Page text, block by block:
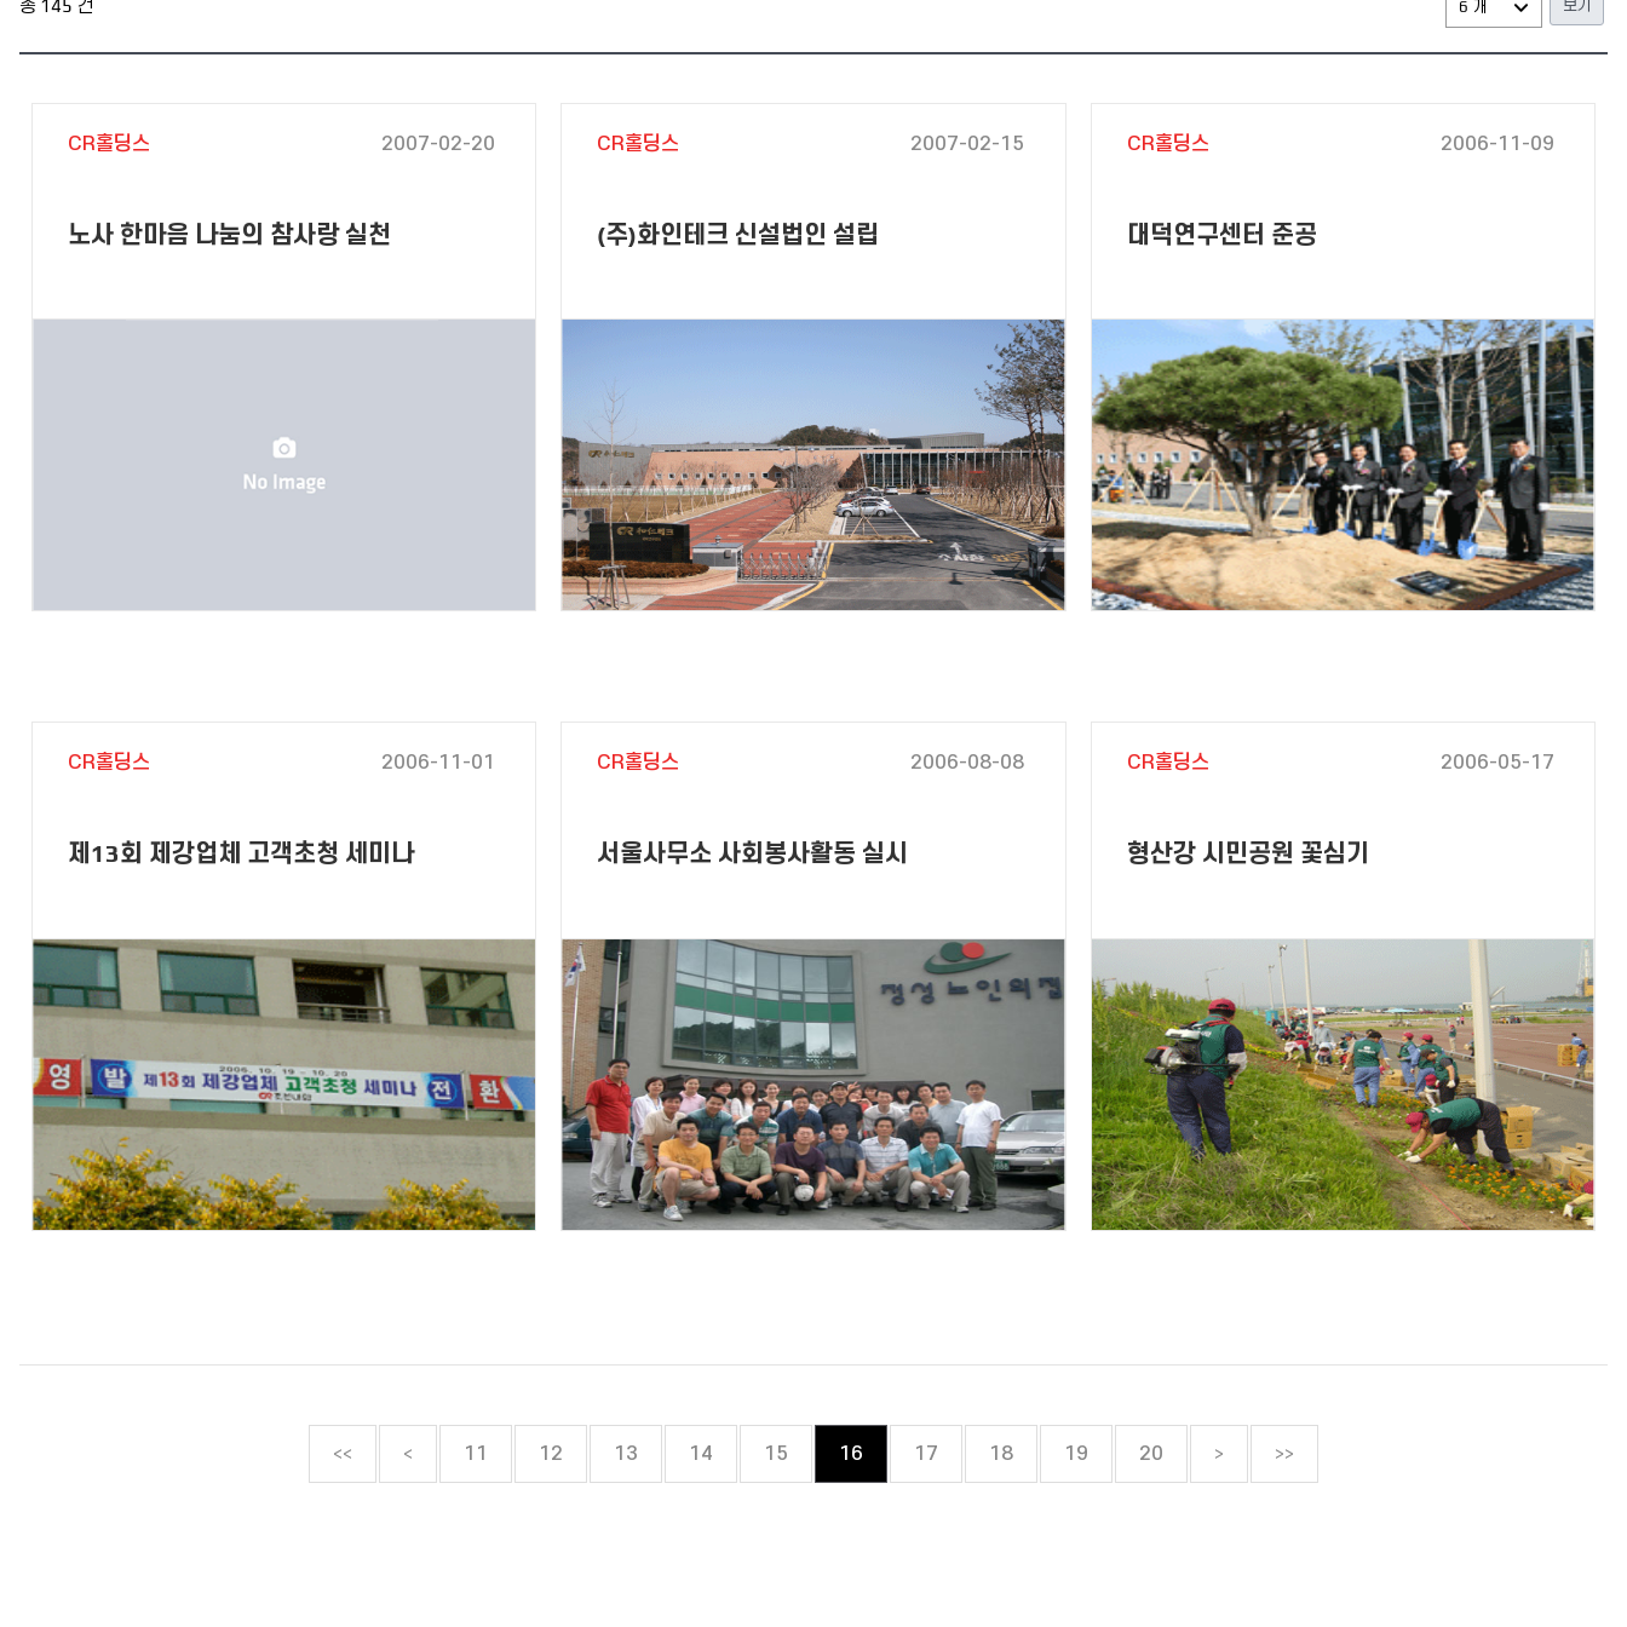
총 145 건
CR홀딩스 2007-02-20
노사 한마음 나눔의 참사랑 실천
CR홀딩스 2007-02-15
(주)화인테크 신설법인 설립
CR홀딩스 2006-11-09
대덕연구센터 준공
CR홀딩스 2006-11-01
제13회 제강업체 고객초청 세미나
CR홀딩스 2006-08-08
서울사무소 사회봉사활동 실시
CR홀딩스 2006-05-17
형산강 시민공원 꽃심기
<< < 11 12 13 14 15 16 17 18 19 20 > >>